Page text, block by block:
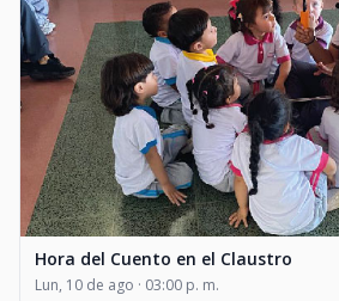
Hora del Cuento en el Claustro
Lun, 10 de ago · 03:00 p. m.